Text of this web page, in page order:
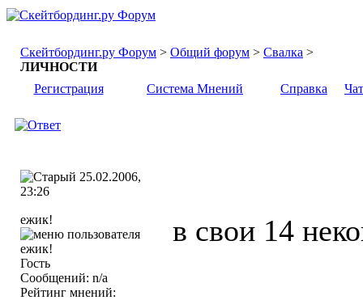
Скейтбординг.ру Форум > Общий форум > Свалка >
ЛИЧНОСТИ
Регистрация
Система Мнений Справка Чат
25.02.2006,
23:26
ежик!
Гость
Сообщений: n/a
Рейтинг мнений:
в свои 14